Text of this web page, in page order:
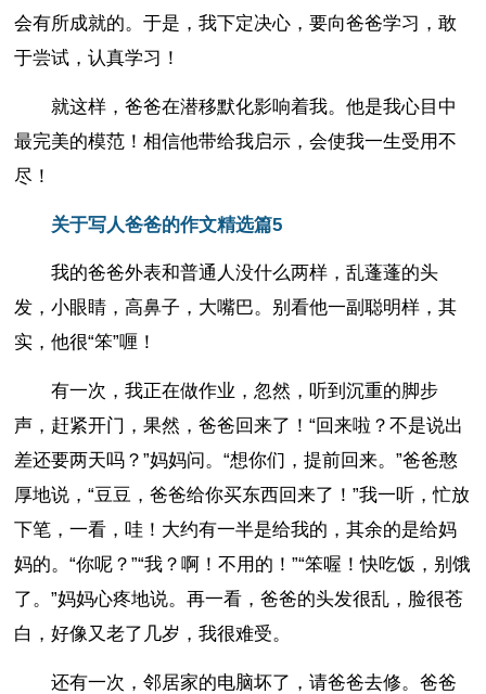
会有所成就的。于是，我下定决心，要向爸爸学习，敢
于尝试，认真学习！
就这样，爸爸在潜移默化影响着我。他是我心目中
最完美的模范！相信他带给我启示，会使我一生受用不
尽！
关于写人爸爸的作文精选篇5
我的爸爸外表和普通人没什么两样，乱蓬蓬的头
发，小眼睛，高鼻子，大嘴巴。别看他一副聪明样，其
实，他很“笨”喱！
有一次，我正在做作业，忽然，听到沉重的脚步
声，赶紧开门，果然，爸爸回来了！“回来啦？不是说出
差还要两天吗？”妈妈问。“想你们，提前回来。”爸爸憨
厚地说，“豆豆，爸爸给你买东西回来了！”我一听，忙放
下笔，一看，哇！大约有一半是给我的，其余的是给妈
妈的。“你呢？”“我？啊！不用的！”“笨喔！快吃饭，别饿
了。”妈妈心疼地说。再一看，爸爸的头发很乱，脸很苍
白，好像又老了几岁，我很难受。
还有一次，邻居家的电脑坏了，请爸爸去修。爸爸